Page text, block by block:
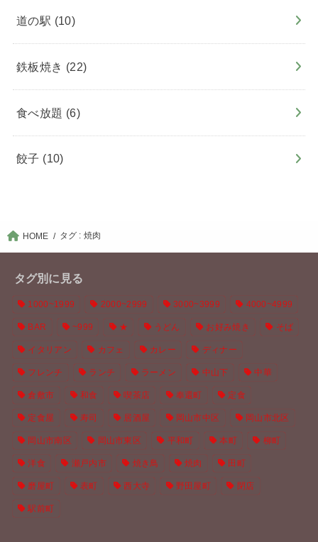
道の駅 (10)
鉄板焼き (22)
食べ放題 (6)
餃子 (10)
HOME タグ : 焼肉
タグ別に見る
1000~1999 2000~2999 3000~3999 4000~4999
BAR ~999 ★ うどん お好み焼き そば
イタリアン カフェ カレー ディナー
フレンチ ランチ ラーメン 中山下 中華
倉敷市 和食 喫茶店 奉還町 定食
定食屋 寿司 居酒屋 岡山市中区 岡山市北区
岡山市南区 岡山市東区 平和町 本町 柳町
洋食 瀬戸内市 焼き鳥 焼肉 田町
磨屋町 表町 西大寺 野田屋町 閉店
駅前町